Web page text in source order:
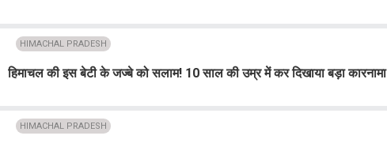
HIMACHAL PRADESH
हिमाचल की इस बेटी के जज्बे को सलाम! 10 साल की उम्र में कर दिखाया बड़ा कारनामा
HIMACHAL PRADESH